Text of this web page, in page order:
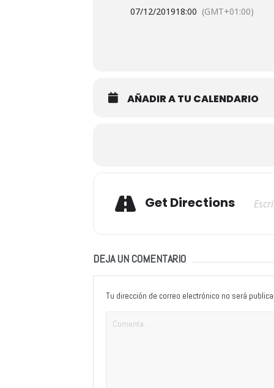
07/12/201918:00 (GMT+01:00)
AÑADIR A TU CALENDARIO
Get Directions
DEJA UN COMENTARIO
Tu dirección de correo electrónico no será